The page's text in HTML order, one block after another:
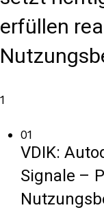
erfüllen
1
01
VDIK:
Signale –